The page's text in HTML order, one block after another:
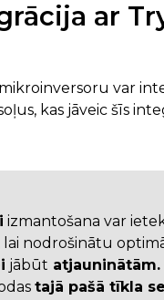
ar
mikroinversoru var
kas jāveic šīs
izmantošana var
lai nodrošinātu
jābūt atjauninātām.
tajā pašā tīkla